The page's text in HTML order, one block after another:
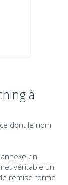
à
dont le nom
en
véritable un
remise forme